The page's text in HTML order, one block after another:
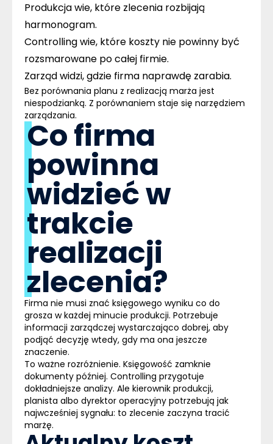
Produkcja wie, które zlecenia rozbijają
harmonogram.
Controlling wie, które koszty nie powinny być
rozsmarowane po całej firmie.
Zarząd widzi, gdzie firma naprawdę zarabia.
Bez porównania planu z realizacją marża jest
niespodzianką. Z porównaniem staje się narzędziem
zarządzania.
Co firma
powinna
widzieć w
trakcie
realizacji
zlecenia?
Firma nie musi znać księgowego wyniku co do
grosza w każdej minucie produkcji. Potrzebuje
informacji zarządczej wystarczająco dobrej, aby
podjąć decyzję wtedy, gdy ma ona jeszcze
znaczenie.
To ważne rozróżnienie. Księgowość zamknie
dokumenty później. Controlling przygotuje
dokładniejsze analizy. Ale kierownik produkcji,
planista albo dyrektor operacyjny potrzebują jak
najwcześniej sygnału: to zlecenie zaczyna tracić
marżę.